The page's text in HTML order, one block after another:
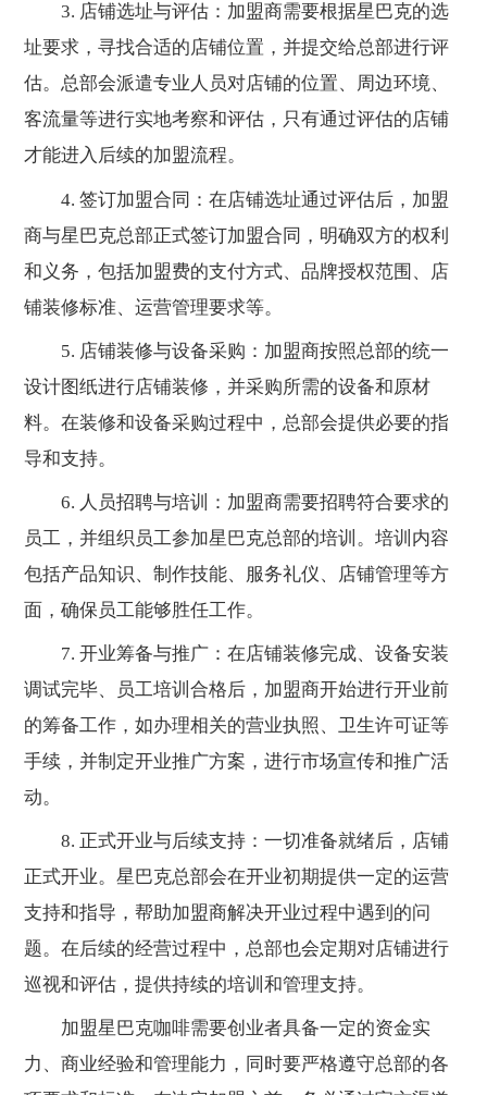
3. 店铺选址与评估：加盟商需要根据星巴克的选
址要求，寻找合适的店铺位置，并提交给总部进行评
估。总部会派遣专业人员对店铺的位置、周边环境、
客流量等进行实地考察和评估，只有通过评估的店铺
才能进入后续的加盟流程。
4. 签订加盟合同：在店铺选址通过评估后，加盟
商与星巴克总部正式签订加盟合同，明确双方的权利
和义务，包括加盟费的支付方式、品牌授权范围、店
铺装修标准、运营管理要求等。
5. 店铺装修与设备采购：加盟商按照总部的统一
设计图纸进行店铺装修，并采购所需的设备和原材
料。在装修和设备采购过程中，总部会提供必要的指
导和支持。
6. 人员招聘与培训：加盟商需要招聘符合要求的
员工，并组织员工参加星巴克总部的培训。培训内容
包括产品知识、制作技能、服务礼仪、店铺管理等方
面，确保员工能够胜任工作。
7. 开业筹备与推广：在店铺装修完成、设备安装
调试完毕、员工培训合格后，加盟商开始进行开业前
的筹备工作，如办理相关的营业执照、卫生许可证等
手续，并制定开业推广方案，进行市场宣传和推广活
动。
8. 正式开业与后续支持：一切准备就绪后，店铺
正式开业。星巴克总部会在开业初期提供一定的运营
支持和指导，帮助加盟商解决开业过程中遇到的问
题。在后续的经营过程中，总部也会定期对店铺进行
巡视和评估，提供持续的培训和管理支持。
加盟星巴克咖啡需要创业者具备一定的资金实
力、商业经验和管理能力，同时要严格遵守总部的各